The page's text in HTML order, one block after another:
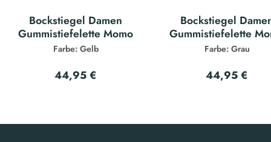
Bockstiegel Damen
Gummistiefelette Momo
Farbe: Gelb
44,95 €
Bockstiegel
Gummistiefelette
Farbe: Grau
44,95 €